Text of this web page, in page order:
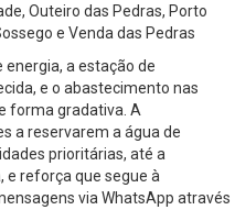
Outeiro das Pedras, Porto
e Venda das Pedras
a estação de
e o abastecimento nas
forma gradativa. A
a reservarem a água de
prioritárias, até a
e reforça que segue à
via WhatsApp através